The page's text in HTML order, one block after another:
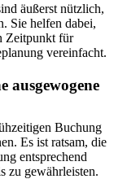
äußerst nützlich,
Sie helfen dabei,
Zeitpunkt für
vereinfacht.
ausgewogene
Buchung
Es ist ratsam, die
entsprechend
zu gewährleisten.